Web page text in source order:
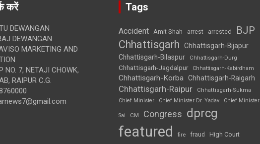
करें
DEWANGAN
DEWANGAN
MARKETING AND
NO. 7, NETAJI CHOWK,
RAIPUR C.G.
Tags
Accident Amit Shah arrest arrested BJP
Chhattisgarh
Chhattisgarh-Bijapur
Chhattisgarh-Bilaspur
Chhattisgarh-Durg
Chhattisgarh-Jagdalpur Chhattisgarh-Kabirdham
Chhattisgarh-Korba Chhattisgarh-Raigarh
Chhattisgarh-Raipur
Chhattisgarh-Sukma
Chief Minister
Chief Minister Dr. Yadav Chief Minister
Sai CM Congress dprcg
featured fire fraud High Court